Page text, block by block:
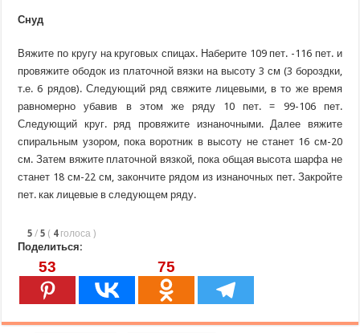
Снуд
Вяжите по кругу на круговых спицах. Наберите 109 пет. -116 пет. и
провяжите ободок из платочной вязки на высоту 3 см (3 бороздки,
т.е. 6 рядов). Следующий ряд свяжите лицевыми, в то же время
равномерно убавив в этом же ряду 10 пет. = 99-106 пет.
Следующий круг. ряд провяжите изнаночными. Далее вяжите
спиральным узором, пока воротник в высоту не станет 16 см-20
см. Затем вяжите платочной вязкой, пока общая высота шарфа не
станет 18 см-22 см, закончите рядом из изнаночных пет. Закройте
пет. как лицевые в следующем ряду.
5 / 5 ( 4 голоса)
Поделиться:
53 75